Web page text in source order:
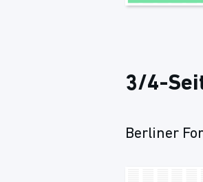
3/4-
Berliner